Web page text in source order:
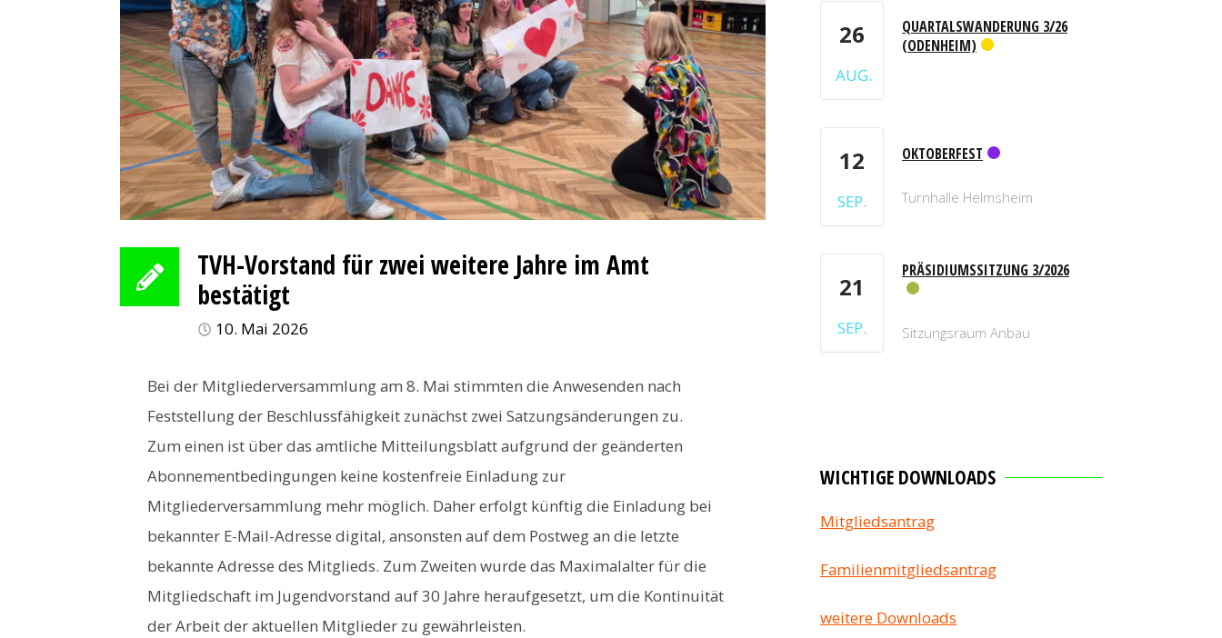
TVH-Vorstand für zwei weitere Jahre im Amt
bestätigt
10. Mai 2026
Bei der Mitgliederversammlung am 8. Mai stimmten die Anwesenden nach
Feststellung der Beschlussfähigkeit zunächst zwei Satzungsänderungen zu.
Zum einen ist über das amtliche Mitteilungsblatt aufgrund der geänderten
Abonnementbedingungen keine kostenfreie Einladung zur
Mitgliederversammlung mehr möglich. Daher erfolgt künftig die Einladung bei
bekannter E-Mail-Adresse digital, ansonsten auf dem Postweg an die letzte
bekannte Adresse des Mitglieds. Zum Zweiten wurde das Maximalalter für die
Mitgliedschaft im Jugendvorstand auf 30 Jahre heraufgesetzt, um die Kontinuität
der Arbeit der aktuellen Mitglieder zu gewährleisten.
26
AUG.
QUARTALSWANDERUNG 3/26
(ODENHEIM)
12
SEP.
OKTOBERFEST
Turnhalle Helmsheim
21
SEP.
PRÄSIDIUMSSITZUNG 3/2026
Sitzungsraum Anbau
WICHTIGE DOWNLOADS
Mitgliedsantrag
Familienmitgliedsantrag
weitere Downloads